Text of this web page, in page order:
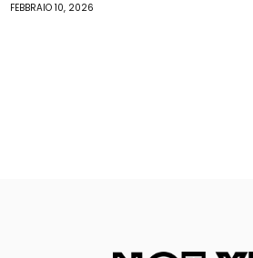
FEBBRAIO 10, 2026